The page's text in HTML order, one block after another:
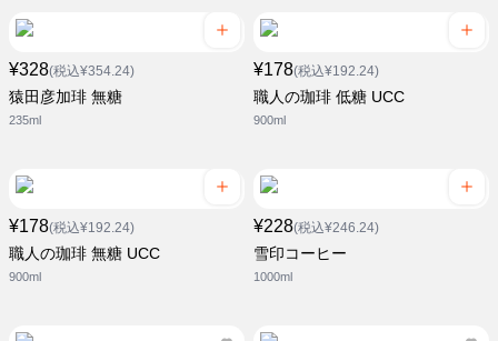
¥328(税込¥354.24)
猿田彦加琲 無糖
235ml
¥178(税込¥192.24)
職人の珈琲 低糖 UCC
900ml
¥178(税込¥192.24)
職人の珈琲 無糖 UCC
900ml
¥228(税込¥246.24)
雪印コーヒー
1000ml